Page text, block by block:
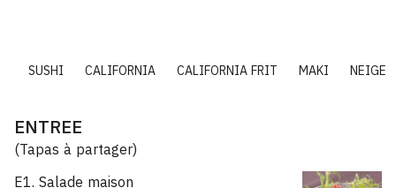
SUSHI CALIFORNIA CALIFORNIA FRIT MAKI NEIGE
ENTREE
(Tapas à partager)
E1. Salade maison